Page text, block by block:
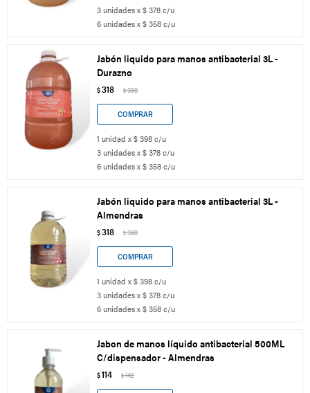
3 unidades x $ 378 c/u
6 unidades x $ 358 c/u
Jabón liquido para manos antibacterial 3L -
Durazno
$318 $398
1 unidad x $ 398 c/u
3 unidades x $ 378 c/u
6 unidades x $ 358 c/u
Jabón liquido para manos antibacterial 3L -
Almendras
$318 $398
1 unidad x $ 398 c/u
3 unidades x $ 378 c/u
6 unidades x $ 358 c/u
Jabon de manos líquido antibacterial 500ML
C/dispensador - Almendras
$114 $142